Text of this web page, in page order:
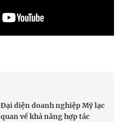
Đại diện doanh nghiệp Mỹ lạc
quan về khả năng hợp tác